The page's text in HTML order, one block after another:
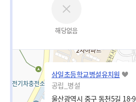
해당없음
삼일초등학교병설유치원
공립_병설
울산광역시 중구 동천5길 18-9